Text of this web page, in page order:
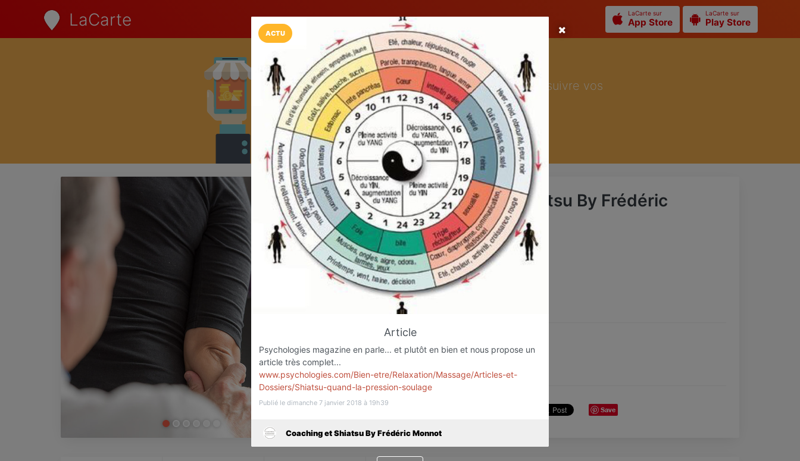
LaCarte LaCarte sur
App Store
LaCarte sur
Play Store
Installez l'App LaCarte
Téléchargez gratuitement l'app LaCarte pour suivre vos
commerces favoris et ne rien rater !
Télécharger Plus tard
Coaching et Shiatsu By Frédéric
Monnot
Coaching et Shiatsu
Lingolsheim
Favori Contacter
Ouvre demain dès 18:00
Save
ACTU
Article
Psychologies magazine en parle... et plutôt en bien et nous propose un
article très complet...
www.psychologies.com/Bien-etre/Relaxation/Massage/Articles-et-
Dossiers/Shiatsu-quand-la-pression-soulage
Publié le dimanche 7 janvier 2018 à 19h39
Coaching et Shiatsu By Frédéric Monnot